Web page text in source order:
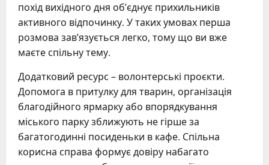
похід вихідного дня об’єднує прихильників
активного відпочинку. У таких умовах перша
розмова зав’язується легко, тому що ви вже
маєте спільну тему.
Додатковий ресурс – волонтерські проєкти.
Допомога в притулку для тварин, організація
благодійного ярмарку або впорядкування
міського парку зближують не гірше за
багатогодинні посиденьки в кафе. Спільна
корисна справа формує довіру набагато